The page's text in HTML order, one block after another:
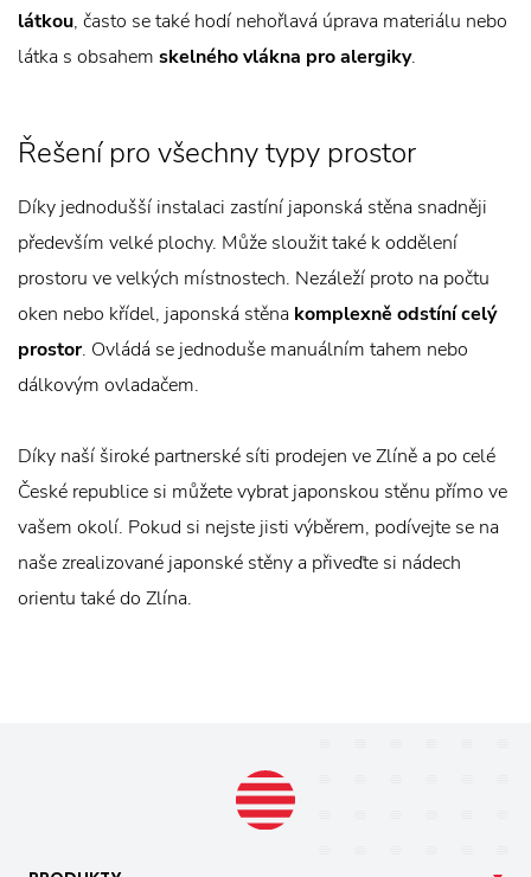
látkou, často se také hodí nehořlavá úprava materiálu nebo
látka s obsahem skelného vlákna pro alergiky.
Řešení pro všechny typy prostor
Díky jednodušší instalaci zastíní japonská stěna snadněji
především velké plochy. Může sloužit také k oddělení
prostoru ve velkých místnostech. Nezáleží proto na počtu
oken nebo křídel, japonská stěna komplexně odstíní celý
prostor. Ovládá se jednoduše manuálním tahem nebo
dálkovým ovladačem.
Díky naší široké partnerské síti prodejen ve Zlíně a po celé
České republice si můžete vybrat japonskou stěnu přímo ve
vašem okolí. Pokud si nejste jisti výběrem, podívejte se na
naše zrealizované japonské stěny a přiveďte si nádech
orientu také do Zlína.